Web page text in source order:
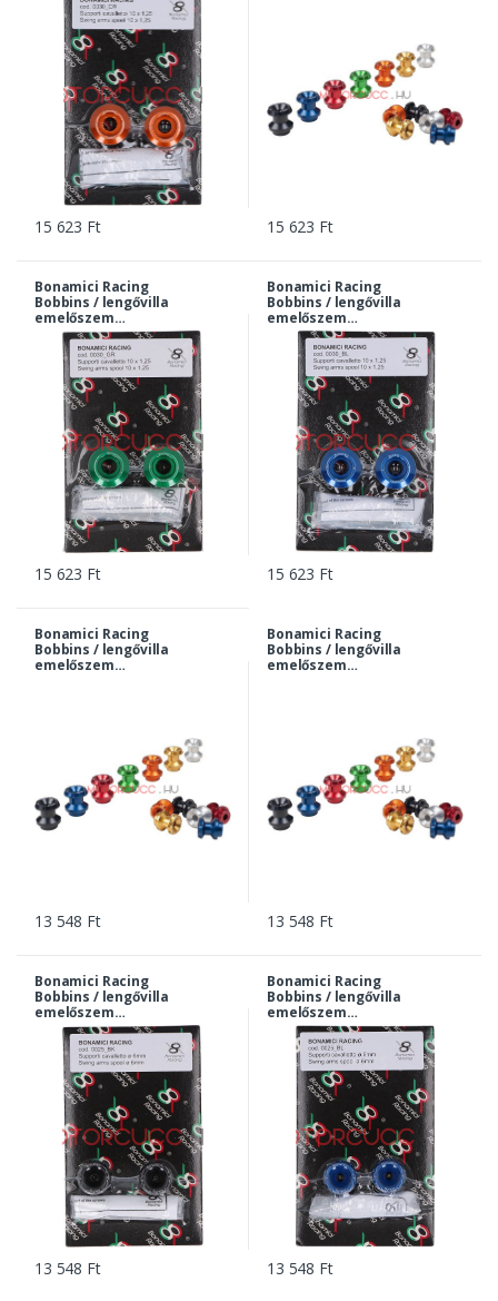
15 623 Ft 15 623 Ft
Bonamici Racing
Bobbins / lengővilla
emelőszem
Kawasaki M10x1,25 -
zöld | 0030gr
15 623 Ft
Bonamici Racing
Bobbins / lengővilla
emelőszem
Kawasaki M10x1,25 -
kék | 0030bl
15 623 Ft
Bonamici Racing
Bobbins / lengővilla
emelőszem
13 548 Ft
Bonamici Racing
Bobbins / lengővilla
emelőszem
13 548 Ft
Bonamici Racing
Bobbins / lengővilla
emelőszem
Standard 6 mm -
fekete | 0025bk
13 548 Ft
Bonamici Racing
Bobbins / lengővilla
emelőszem
Standard 6 mm - kék
| 0025bl
13 548 Ft